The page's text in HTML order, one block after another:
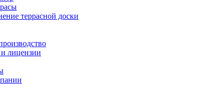
террасной доски
лицензии